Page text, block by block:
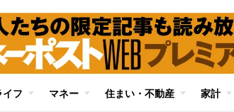
イフ マネー 住まい・不動産 家計